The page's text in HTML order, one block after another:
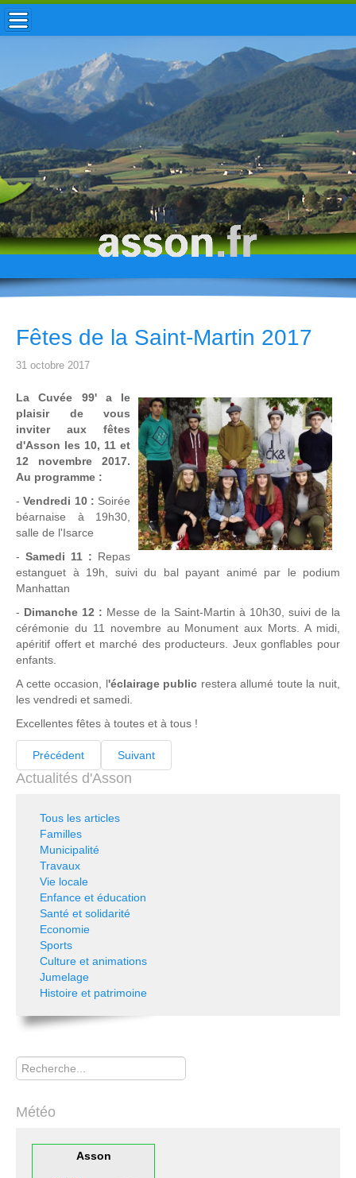
ACCUEIL / INFOS
MUNICIPALITÉ
VIE LOCALE
ENFANCE
TOURISME
HISTOIRE
Fêtes de la Saint-Martin 2017
31 octobre 2017
La Cuvée 99' a le
plaisir de vous
inviter aux fêtes
d'Asson les 10, 11 et
12 novembre 2017.
Au programme :
-Vendredi 10 : Soirée
béarnaise à 19h30,
salle de l'Isarce
- Samedi 11 : Repas
estanguet à 19h, suivi du bal payant animé par le podium
Manhattan
- Dimanche 12 : Messe de la Saint-Martin à 10h30, suivi de la
cérémonie du 11 novembre au Monument aux Morts. A midi,
apéritif offert et marché des producteurs. Jeux gonflables pour
enfants.
A cette occasion, l'éclairage public restera allumé toute la nuit,
les vendredi et samedi.
Excellentes fêtes à toutes et à tous !
Précédent Suivant
Actualités d'Asson
Tous les articles
Familles
Municipalité
Travaux
Vie locale
Enfance et éducation
Santé et solidarité
Economie
Sports
Culture et animations
Jumelage
Histoire et patrimoine
Rechercher
Météo
Asson